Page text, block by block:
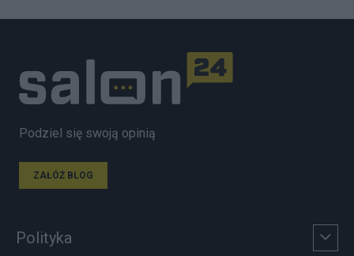
Podziel się swoją opinią
ZAŁÓŻ BLOG
Polityka